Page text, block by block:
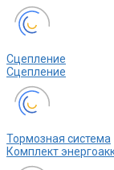
Сцепление
Сцепление
Тормозная система
Комплект